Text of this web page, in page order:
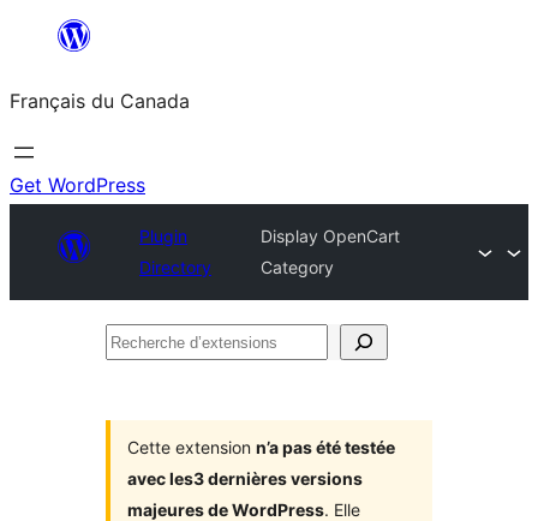
contenu
Français du Canada
Get WordPress
Plugin
Directory
Display OpenCart
Category
Recherche
Cette extension n’a pas été testée
avec les3 dernières versions
majeures de WordPress. Elle